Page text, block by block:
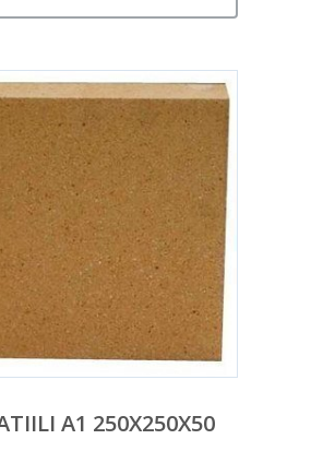
A1 250X250X50